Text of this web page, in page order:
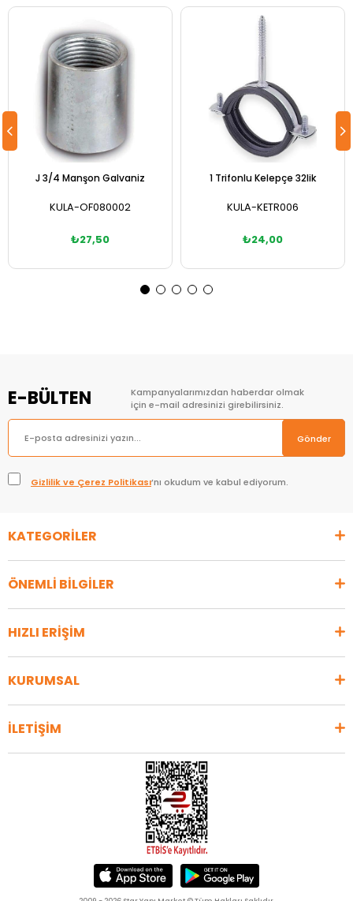
J 3/4 Manşon Galvaniz
KULA-OF080002
₺27,50
1 Trifonlu Kelepçe 32lik
KULA-KETR006
₺24,00
E-BÜLTEN
Kampanyalarımızdan haberdar olmak
için e-mail adresinizi girebilirsiniz.
Gönder
Gizlilik ve Çerez Politikası’nı okudum ve kabul ediyorum.
KATEGORİLER
ÖNEMLİ BİLGİLER
HIZLI ERİŞİM
KURUMSAL
İLETİŞİM